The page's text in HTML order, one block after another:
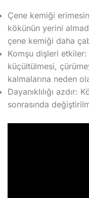
Çene kemiği
kökünün yerini
çene kemiği daha
Komşu dişleri
küçültülmesi,
kalmalarına neden
Dayanıklılığı azdır:
sonrasında